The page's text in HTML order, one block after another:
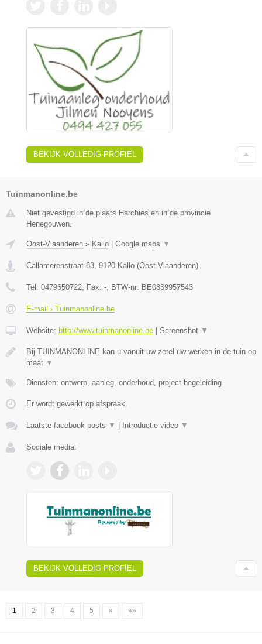
BEKIJK VOLLEDIG PROFIEL
Tuinmanonline.be
Niet gevestigd in de plaats Harchies en in de provincie
Henegouwen.
Oost-Vlaanderen » Kallo Google maps ▼
Callamerenstraat 83 9120 Kallo (Oost-Vlaanderen)
Tel: 0479650722 , Fax: - , BTW-nr: BE0839957543
E-mail › Tuinmanonline.be
Website: http://www.tuinmanonline.be Screenshot ▼
Bij TUINMANONLINE kan u vanuit uw zetel uw werken in de tuin op
maat ▼
Diensten: ontwerp, aanleg, onderhoud, project begeleiding
Er wordt gewerkt op afspraak.
Laatste facebook posts ▼ Introductie video ▼
Sociale media:
BEKIJK VOLLEDIG PROFIEL
1 2 3 4 5 » »»